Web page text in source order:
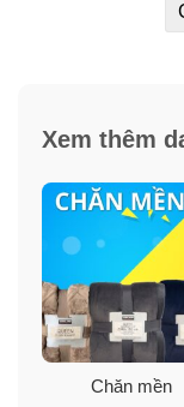
Xem thêm
Chăn mền